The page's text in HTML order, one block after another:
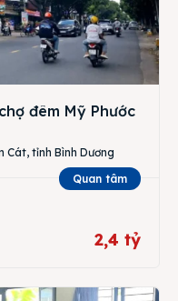
đêm Mỹ Phước
Cát, tỉnh Bình Dương
Quan tâm
2,4 tỷ